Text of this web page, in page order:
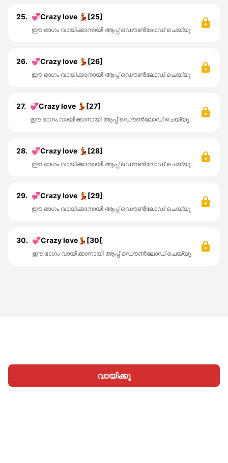
വായിക്കൂ
25. 💞Crazy love 💃[25]
ഈ ഭാഗം വായിക്കാനായി ആപ്പ് ഡൌൺലോഡ് ചെയ്യൂ
26. 💞Crazy love 💃[26]
ഈ ഭാഗം വായിക്കാനായി ആപ്പ് ഡൌൺലോഡ് ചെയ്യൂ
27. 💞Crazy love 💃[27]
ഈ ഭാഗം വായിക്കാനായി ആപ്പ് ഡൌൺലോഡ് ചെയ്യൂ
28. 💞Crazy love 💃[28]
ഈ ഭാഗം വായിക്കാനായി ആപ്പ് ഡൌൺലോഡ് ചെയ്യൂ
29. 💞Crazy love 💃[29]
ഈ ഭാഗം വായിക്കാനായി ആപ്പ് ഡൌൺലോഡ് ചെയ്യൂ
30. 💞Crazy love💃[30[
ഈ ഭാഗം വായിക്കാനായി ആപ്പ് ഡൌൺലോഡ് ചെയ്യൂ
ഹോം വിഭാഗങ്ങള്‍ എഴുതൂ ലേഖനങ്ങൾ സൈനിന്‍